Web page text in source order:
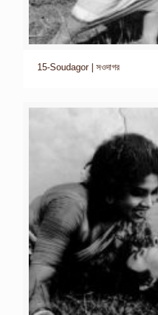
15-Soudagor | সওদাগর